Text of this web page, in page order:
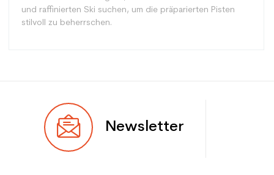
und raffinierten Ski suchen, um die präparierten Pisten
stilvoll zu beherrschen.
Benutzer Gemischt
Newsletter